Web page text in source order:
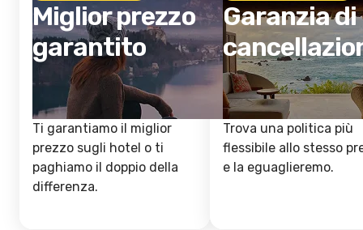
Miglior prezzo
garantito
Ti garantiamo il miglior
prezzo sugli hotel o ti
paghiamo il doppio della
differenza.
Garanzia di
Trova una politica più
flessibile allo stesso
e la eguaglieremo.